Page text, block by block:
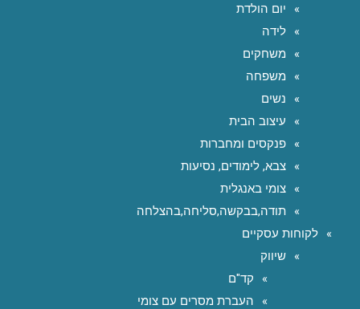
יום הולדת
לידה
משחקים
משפחה
נשים
עיצוב הבית
פנקסים ומחברות
צבא, לימודים, נסיעות
צומי באנגלית
תודה,בבקשה,סליחה,בהצלחה
לקוחות עסקיים
שיווק
קד"ם
העברת מסרים עם צומי